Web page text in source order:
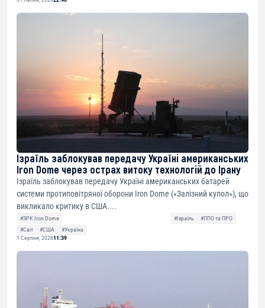
Ізраїль заблокував передачу Україні американських
Iron Dome через острах витоку технологій до Ірану
Ізраїль заблокував передачу Україні американських батарей
системи протиповітряної оборони Iron Dome («Залізний купол»), що
викликало критику в США....
#ЗРК Iron Dome #Ізраїль
#ППО та ПРО
#Світ
#США
#Україна
1 Серпня, 202611:39